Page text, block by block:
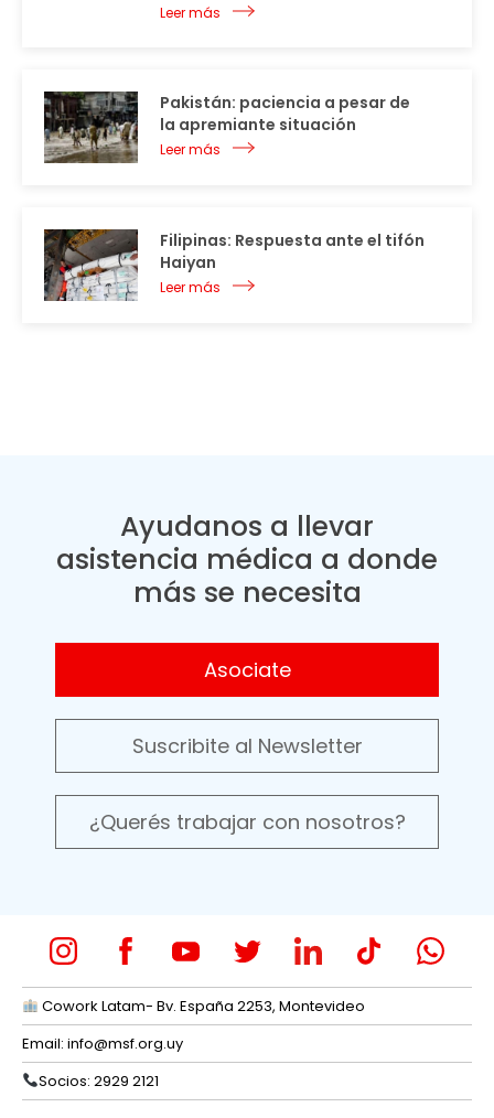
Leer más
Pakistán: paciencia a pesar de
la apremiante situación
Leer más
Filipinas: Respuesta ante el tifón
Haiyan
Leer más
Ayudanos a llevar
asistencia médica a donde
más se necesita
Asociate
Suscribite al Newsletter
¿Querés trabajar con nosotros?
Cowork Latam- Bv. España 2253, Montevideo
Email: info@msf.org.uy
Socios: 2929 2121